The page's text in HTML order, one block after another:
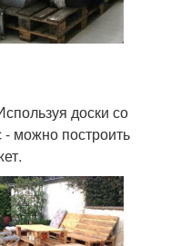
доски со
- можно построить